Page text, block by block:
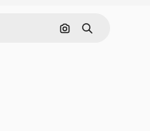
Buscar por imagen
Buscar